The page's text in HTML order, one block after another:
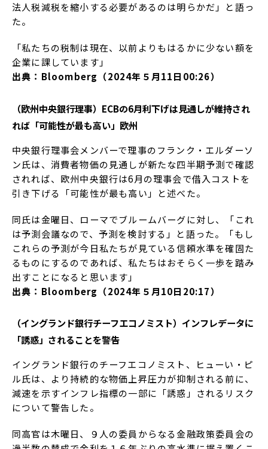
法人税減税を縮小する必要があるのは明らかだ」と語っ
た。
「私たちの税制は現在、以前よりもはるかに少ない額を
企業に課しています」
出典：Bloomberg（2024年５月11日00:26）
（欧州中央銀行理事）ECBの6月利下げは見通しが維持され
れば「可能性が最も高い」欧州
中央銀行理事会メンバーで理事のフランク・エルダーソ
ン氏は、消費者物価の見通しが新たな四半期予測で確認
されれば、欧州中央銀行は6月の理事会で借入コストを
引き下げる「可能性が最も高い」と述べた。
同氏は金曜日、ローマでブルームバーグに対し、「これ
は予測会議なので、予測を検討する」と語った。「もし
これらの予測が今日私たちが見ている信頼水準を確固た
るものにするのであれば、私たちはおそらく一歩を踏み
出すことになると思います」
出典：Bloomberg（2024年５月10日20:17）
（イングランド銀行チーフエコノミスト）インフレデータに
「誘惑」されることを警告
イングランド銀行のチーフエコノミスト、ヒューい・ピ
ル氏は、より持続的な物価上昇圧力が抑制される前に、
減速を示すインフレ指標の一部に「誘惑」されるリスク
について警告した。
同高官は木曜日、９人の委員からなる金融政策委員会の